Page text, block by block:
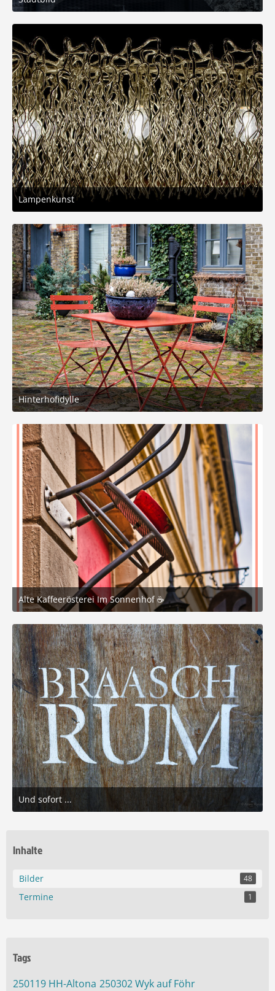
2. März 2026 um 19:46
5
Lampenkunst
2. März 2026 um 19:46
7
Hinterhofidylle
2. März 2026 um 14:45
6
Alte Kaffeerösterei Im Sonnenhof ☕️
1. März 2026 um 21:10
8
Und sofort ...
1. März 2026 um 19:56
Inhalte
Bilder 48
Termine 1
Tags
250119 HH-Altona 250302 Wyk auf Föhr